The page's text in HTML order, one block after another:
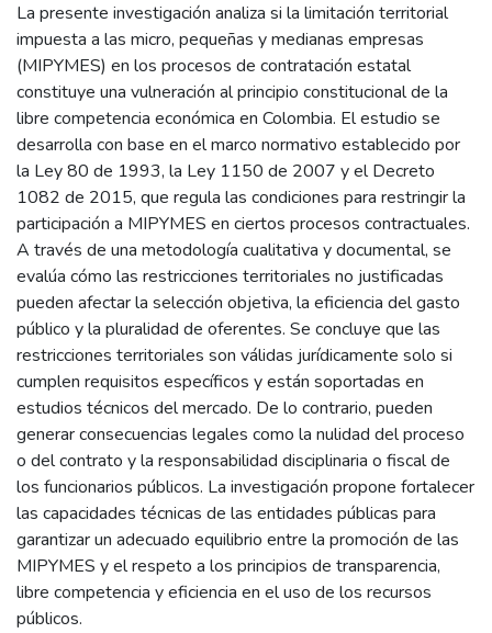
La presente investigación analiza si la limitación territorial
impuesta a las micro, pequeñas y medianas empresas
(MIPYMES) en los procesos de contratación estatal
constituye una vulneración al principio constitucional de la
libre competencia económica en Colombia. El estudio se
desarrolla con base en el marco normativo establecido por
la Ley 80 de 1993, la Ley 1150 de 2007 y el Decreto
1082 de 2015, que regula las condiciones para restringir la
participación a MIPYMES en ciertos procesos contractuales.
A través de una metodología cualitativa y documental, se
evalúa cómo las restricciones territoriales no justificadas
pueden afectar la selección objetiva, la eficiencia del gasto
público y la pluralidad de oferentes. Se concluye que las
restricciones territoriales son válidas jurídicamente solo si
cumplen requisitos específicos y están soportadas en
estudios técnicos del mercado. De lo contrario, pueden
generar consecuencias legales como la nulidad del proceso
o del contrato y la responsabilidad disciplinaria o fiscal de
los funcionarios públicos. La investigación propone fortalecer
las capacidades técnicas de las entidades públicas para
garantizar un adecuado equilibrio entre la promoción de las
MIPYMES y el respeto a los principios de transparencia,
libre competencia y eficiencia en el uso de los recursos
públicos.